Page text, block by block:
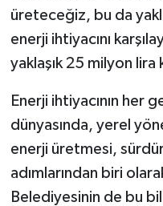
üreteceğiz, bu da
enerji ihtiyacını
yaklaşık 25 milyon
Enerji ihtiyacının her
dünyasında, yerel
enerji üretmesi,
adımlarından biri
Belediyesinin de bu